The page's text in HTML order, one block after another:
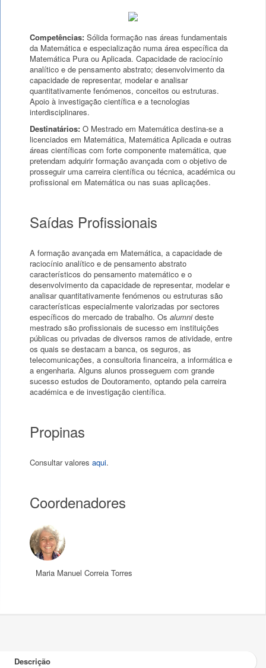
Competências: Sólida formação nas áreas fundamentais
da Matemática e especialização numa área específica da
Matemática Pura ou Aplicada. Capacidade de raciocínio
analítico e de pensamento abstrato; desenvolvimento da
capacidade de representar, modelar e analisar
quantitativamente fenómenos, conceitos ou estruturas.
Apoio à investigação científica e a tecnologias
interdisciplinares.
Destinatários: O Mestrado em Matemática destina-se a
licenciados em Matemática, Matemática Aplicada e outras
áreas científicas com forte componente matemática, que
pretendam adquirir formação avançada com o objetivo de
prosseguir uma carreira científica ou técnica, académica ou
profissional em Matemática ou nas suas aplicações.
Saídas Profissionais
A formação avançada em Matemática, a capacidade de
raciocínio analítico e de pensamento abstrato
característicos do pensamento matemático e o
desenvolvimento da capacidade de representar, modelar e
analisar quantitativamente fenómenos ou estruturas são
características especialmente valorizadas por sectores
específicos do mercado de trabalho. Os alumni deste
mestrado são profissionais de sucesso em instituições
públicas ou privadas de diversos ramos de atividade, entre
os quais se destacam a banca, os seguros, as
telecomunicações, a consultoria financeira, a informática e
a engenharia. Alguns alunos prosseguem com grande
sucesso estudos de Doutoramento, optando pela carreira
académica e de investigação científica.
Propinas
Consultar valores aqui.
Coordenadores
Maria Manuel Correia Torres
Descrição